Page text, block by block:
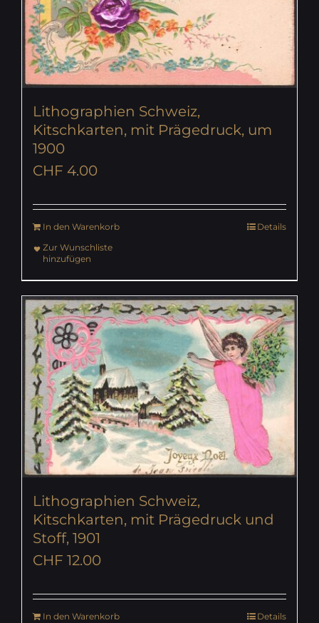
Lithographien Schweiz,
Kitschkarten, mit Prägedruck, um
1900
CHF 4.00
In den Warenkorb
Details
Zur Wunschliste
hinzufügen
Lithographien Schweiz,
Kitschkarten, mit Prägedruck und
Stoff, 1901
CHF 12.00
In den Warenkorb Details